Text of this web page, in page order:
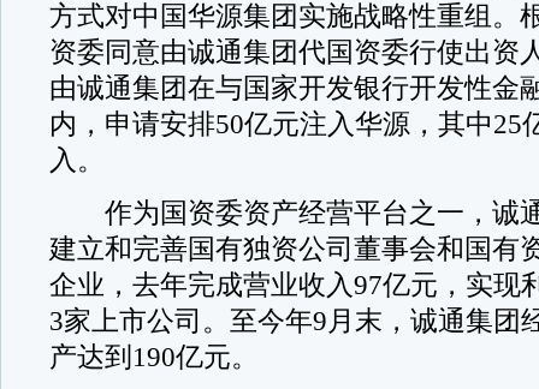
方式对中国华源集团实施战略性重组。
资委同意由诚通集团代国资委行使出资
由诚通集团在与国家开发银行开发性金
内，申请安排50亿元注入华源，其中25
入。
作为国资委资产经营平台之一，诚
建立和完善国有独资公司董事会和国有
企业，去年完成营业收入97亿元，实现
3家上市公司。至今年9月末，诚通集团
产达到190亿元。